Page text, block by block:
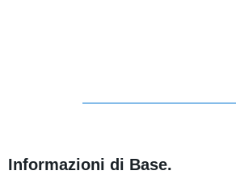
Informazioni di Base.